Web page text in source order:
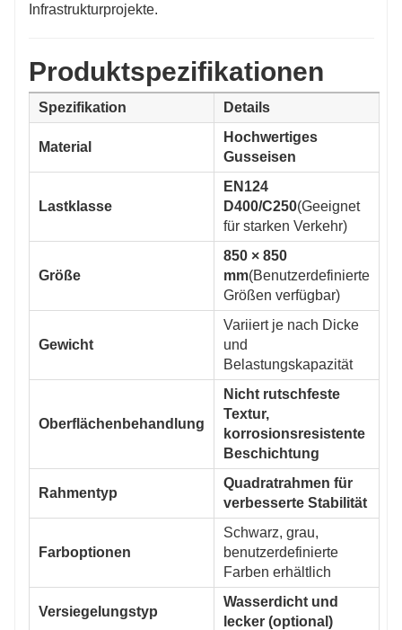
Infrastrukturprojekte.
Produktspezifikationen
Spezifikation Details
Material
Hochwertiges
Gusseisen
Lastklasse
EN124
D400/C250(Geeignet
für starken Verkehr)
Größe
850 × 850
mm(Benutzerdefinierte
Größen verfügbar)
Gewicht
Variiert je nach Dicke
und
Belastungskapazität
Oberflächenbehandlung
Nicht rutschfeste
Textur,
korrosionsresistente
Beschichtung
Rahmentyp
Quadratrahmen für
verbesserte Stabilität
Farboptionen
Schwarz, grau,
benutzerdefinierte
Farben erhältlich
Versiegelungstyp
Wasserdicht und
lecker (optional)